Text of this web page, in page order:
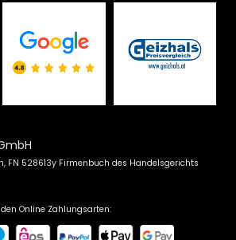
FN 528613y Firmenbuch des Handelsgerichts
Online Zahlungsarten: